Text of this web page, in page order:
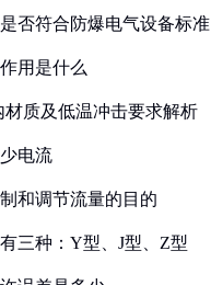
否符合防爆电气设备标准
用是什么
材质及低温冲击要求解析
电流
和调节流量的目的
三种：Y型、J型、Z型